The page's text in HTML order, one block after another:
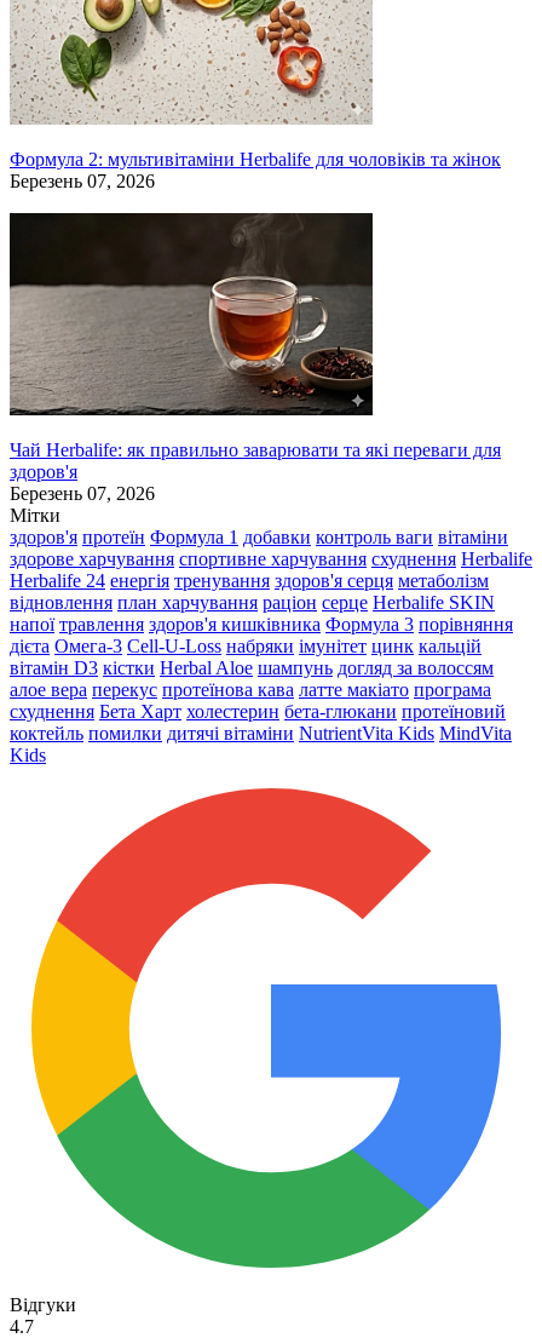
Формула 2: мультивітаміни Herbalife для чоловіків та жінок
Березень 07, 2026
Чай Herbalife: як правильно заварювати та які переваги для
здоров'я
Березень 07, 2026
Мітки
здоров'я протеїн Формула 1 добавки контроль ваги вітаміни
здорове харчування спортивне харчування схуднення Herbalife
Herbalife 24 енергія тренування здоров'я серця метаболізм
відновлення план харчування раціон серце Herbalife SKIN
напої травлення здоров'я кишківника Формула 3 порівняння
дієта Омега-3 Cell-U-Loss набряки імунітет цинк кальцій
вітамін D3 кістки Herbal Aloe шампунь догляд за волоссям
алое вера перекус протеїнова кава латте макіато програма
схуднення Бета Харт холестерин бета-глюкани протеїновий
коктейль помилки дитячі вітаміни NutrientVita Kids MindVita
Kids
Відгуки
4.7